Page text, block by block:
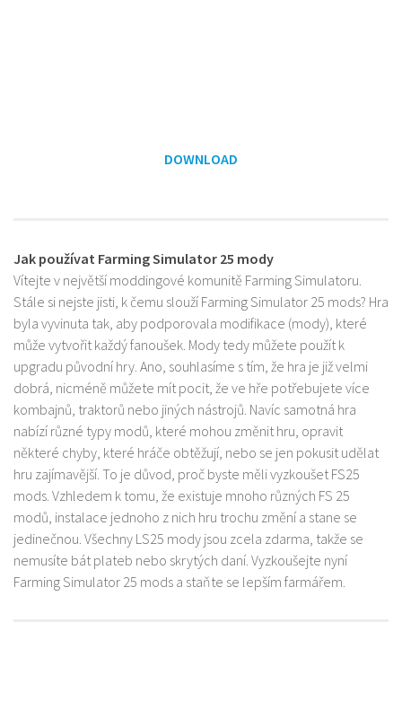
DOWNLOAD
Jak používat Farming Simulator 25 mody
Vítejte v největší moddingové komunitě Farming Simulatoru.
Stále si nejste jisti, k čemu slouží Farming Simulator 25 mods? Hra
byla vyvinuta tak, aby podporovala modifikace (mody), které
může vytvořit každý fanoušek. Mody tedy můžete použít k
upgradu původní hry. Ano, souhlasíme s tím, že hra je již velmi
dobrá, nicméně můžete mít pocit, že ve hře potřebujete více
kombajnů, traktorů nebo jiných nástrojů. Navíc samotná hra
nabízí různé typy modů, které mohou změnit hru, opravit
některé chyby, které hráče obtěžují, nebo se jen pokusit udělat
hru zajímavější. To je důvod, proč byste měli vyzkoušet FS25
mods. Vzhledem k tomu, že existuje mnoho různých FS 25
modů, instalace jednoho z nich hru trochu změní a stane se
jedinečnou. Všechny LS25 mody jsou zcela zdarma, takže se
nemusíte bát plateb nebo skrytých daní. Vyzkoušejte nyní
Farming Simulator 25 mods a staňte se lepším farmářem.